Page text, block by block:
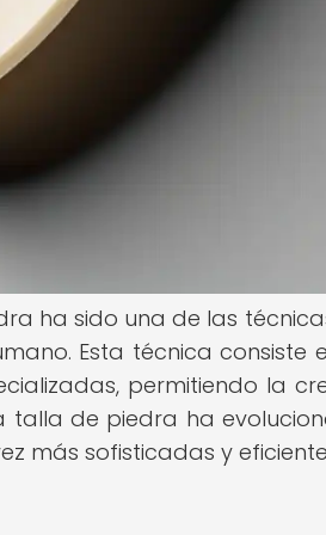
ha sido una de las
Esta técnica consiste
permitiendo la
talla de piedra ha
más sofisticadas y